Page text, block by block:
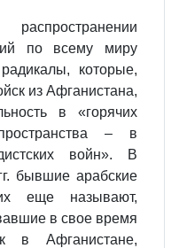
по всему миру
которые,
из Афганистана,
в «горячих
– в
войн». В
бывшие арабские
еще называют,
в свое время
в Афганистане,